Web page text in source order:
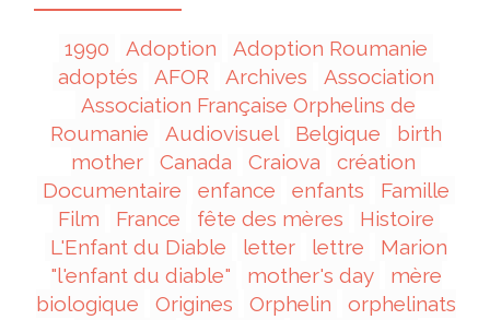
1990 Adoption
Adoption Roumanie
adoptés
AFOR Archives
Association
Association Française Orphelins de
Roumanie
Audiovisuel Belgique
birth
mother
Canada Craiova
création
Documentaire
enfance enfants
Famille
Film
France fête des mères
Histoire
L'Enfant du Diable
letter lettre
Marion
"l'enfant du diable"
mother's day
mère
biologique
Origines Orphelin
orphelinats